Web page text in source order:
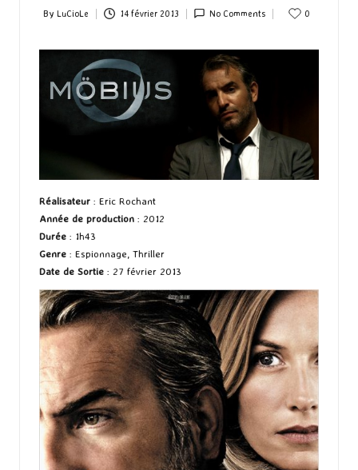
Posted
By LuCioLe 14 février 2013 No Comments 0
Réalisateur : Eric Rochant
Année de production : 2012
Durée : 1h43
Genre : Espionnage, Thriller
Date de Sortie : 27 février 2013